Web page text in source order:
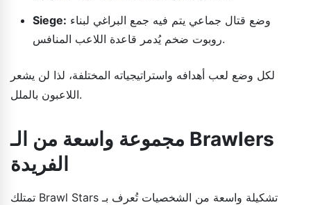
Siege:
روبوت ضخم يُدمر قاعدة اللاعب المنافس.
لكل وضع لعب أهدافه واستراتيجياته المختلفة، لذا لن يشعر
اللاعبون بالملل.
مجموعة واسعة من الـ Brawlers
الفريدة
تمتلك Brawl Stars تشكيلة واسعة من الشخصيات تُعرف بـ